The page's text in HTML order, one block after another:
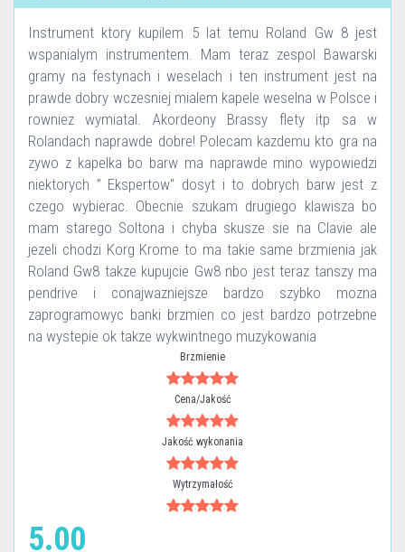
Instrument ktory kupilem 5 lat temu Roland Gw 8 jest
wspanialym instrumentem. Mam teraz zespol Bawarski
gramy na festynach i weselach i ten instrument jest na
prawde dobry wczesniej mialem kapele weselna w Polsce i
rowniez wymiatal. Akordeony Brassy flety itp sa w
Rolandach naprawde dobre! Polecam kazdemu kto gra na
zywo z kapelka bo barw ma naprawde mino wypowiedzi
niektorych " Ekspertow" dosyt i to dobrych barw jest z
czego wybierac. Obecnie szukam drugiego klawisza bo
mam starego Soltona i chyba skusze sie na Clavie ale
jezeli chodzi Korg Krome to ma takie same brzmienia jak
Roland Gw8 takze kupujcie Gw8 nbo jest teraz tanszy ma
pendrive i conajwazniejsze bardzo szybko mozna
zaprogramowyc banki brzmien co jest bardzo potrzebne
na wystepie ok takze wykwintnego muzykowania
Brzmienie
Cena/Jakość
Jakość wykonania
Wytrzymałość
5.00